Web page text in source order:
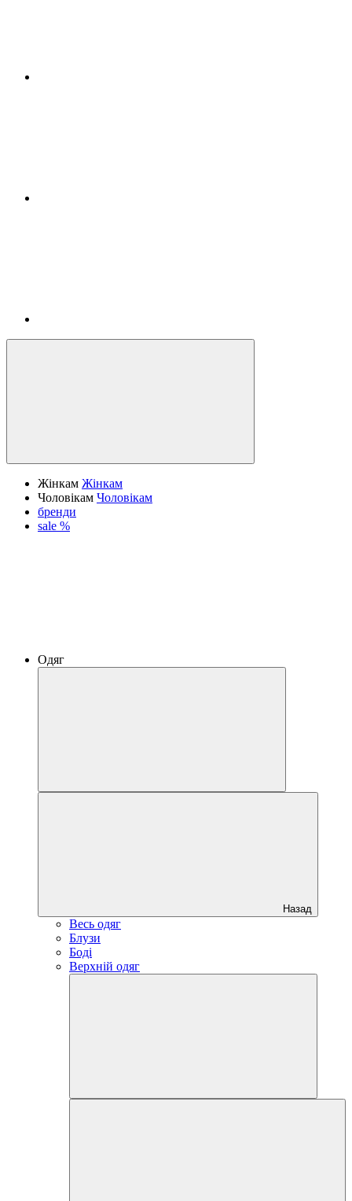
Жінкам Жінкам
Чоловікам Чоловікам
бренди
sale %
Одяг
Назад
Весь одяг
Блузи
Боді
Верхній одяг